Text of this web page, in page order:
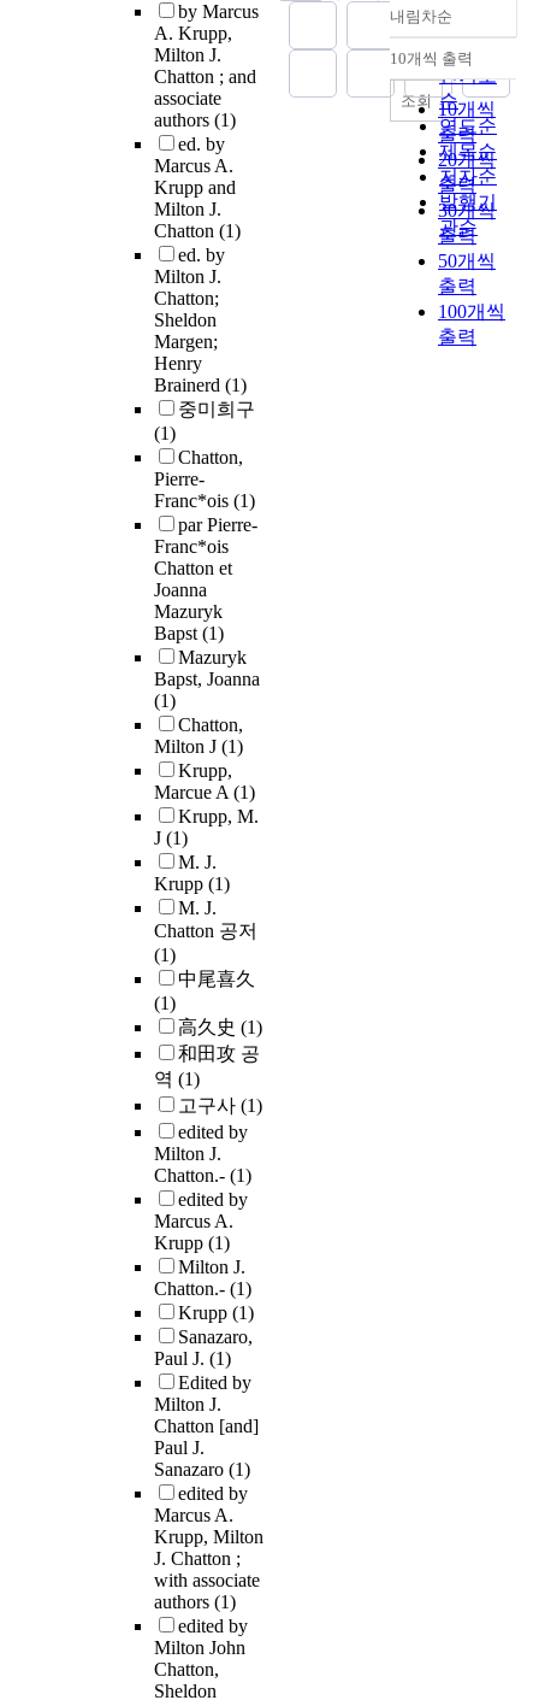
by Marcus
A. Krupp,
Milton J.
Chatton ; and
associate
authors (1)
ed. by
Marcus A.
Krupp and
Milton J.
Chatton (1)
ed. by
Milton J.
Chatton;
Sheldon
Margen;
Henry
Brainerd (1)
중미희구
(1)
Chatton,
Pierre-
Franc*ois (1)
par Pierre-
Franc*ois
Chatton et
Joanna
Mazuryk
Bapst(1)
Mazuryk
Bapst, Joanna
(1)
Chatton,
Milton J (1)
Krupp,
Marcue A(1)
Krupp, M.
J (1)
M. J.
Krupp (1)
M. J.
Chatton 공저
(1)
中尾喜久
(1)
高久史 (1)
和田攻 공
역 (1)
고구사 (1)
edited by
Milton J.
Chatton.- (1)
edited by
Marcus A.
Krupp (1)
Milton J.
Chatton.- (1)
Krupp (1)
Sanazaro,
Paul J. (1)
Edited by
Milton J.
Chatton [and]
Paul J.
Sanazaro (1)
edited by
Marcus A.
Krupp, Milton
J. Chatton ;
with associate
authors (1)
edited by
Milton John
Chatton,
Sheldon
정확도
순
인기도
순
연도순
제목순
저자순
발행기
관순
내림차순
내림차순
10개씩 출력
10개씩
출력
20개씩
출력
30개씩
출력
50개씩
출력
100개씩
출력
조회